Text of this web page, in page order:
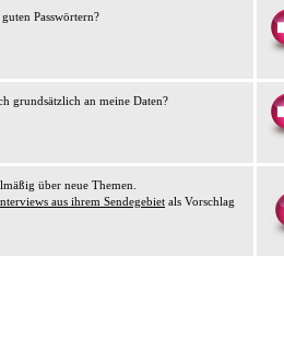
Passwörtern?
grundsätzlich an meine Daten?
über neue Themen.
aus ihrem Sendegebiet als Vorschlag